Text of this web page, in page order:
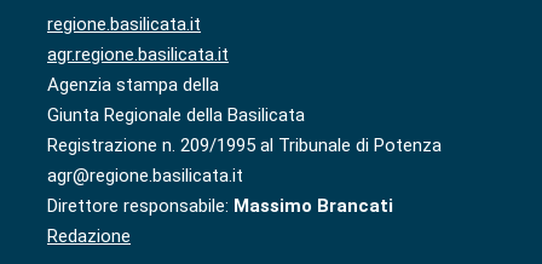
regione.basilicata.it
agr.regione.basilicata.it
Agenzia stampa della
Giunta Regionale della Basilicata
Registrazione n. 209/1995 al Tribunale di Potenza
agr@regione.basilicata.it
Direttore responsabile: Massimo Brancati
Redazione